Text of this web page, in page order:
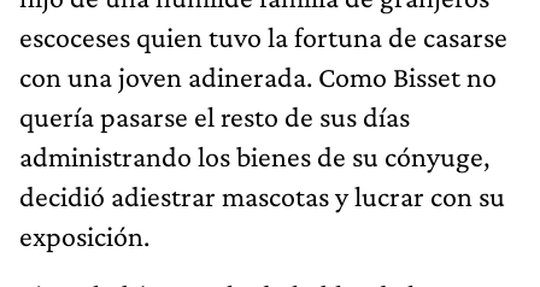
escoceses quien tuvo la fortuna de casarse
con una joven adinerada. Como Bisset no
quería pasarse el resto de sus días
administrando los bienes de su cónyuge,
decidió adiestrar mascotas y lucrar con su
exposición.